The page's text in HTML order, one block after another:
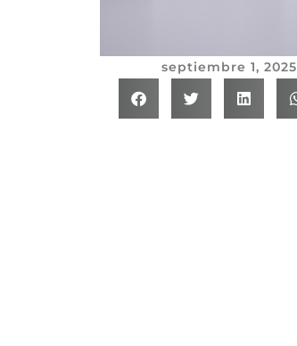
septiembre 1, 2025